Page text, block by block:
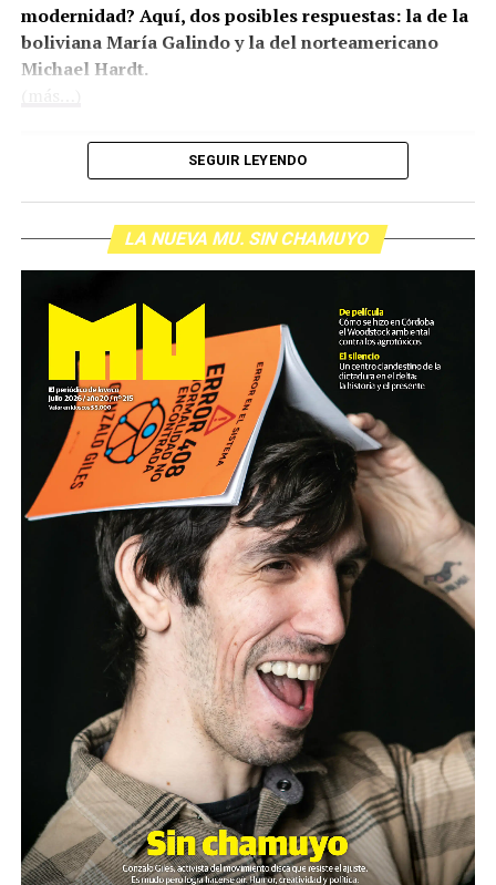
modernidad? Aquí, dos posibles respuestas: la de la
boliviana María Galindo y la del norteamericano
Michael Hardt.
SEGUIR LEYENDO
LA NUEVA MU. SIN CHAMUYO